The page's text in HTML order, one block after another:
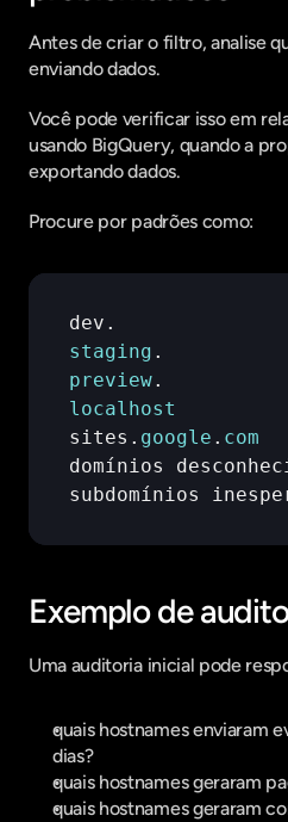
Antes de criar o filtro, analise
enviando dados.
Você pode verificar isso em
usando BigQuery, quando a
exportando dados.
Procure por padrões como:
dev
staging
preview
localhost
sites . google . com
domínios
subdomínios
Exemplo de
Uma auditoria inicial pode
quais hostnames enviaram
dias?
quais hostnames geraram
quais hostnames geraram